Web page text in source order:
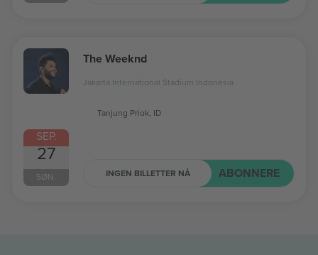
SEP.
27
SØN.
The Weeknd
Jakarta International Stadium Indonesia
Tanjung Priok, ID
INGEN BILLETTER NÅ ABONNERE